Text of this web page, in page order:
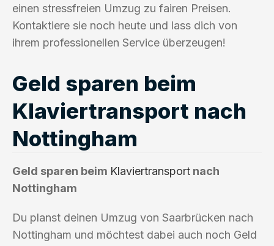
einen stressfreien Umzug zu fairen Preisen.
Kontaktiere sie noch heute und lass dich von
ihrem professionellen Service überzeugen!
Geld sparen beim
Klaviertransport nach
Nottingham
Geld sparen beim Klaviertransport nach
Nottingham
Du planst deinen Umzug von Saarbrücken nach
Nottingham und möchtest dabei auch noch Geld